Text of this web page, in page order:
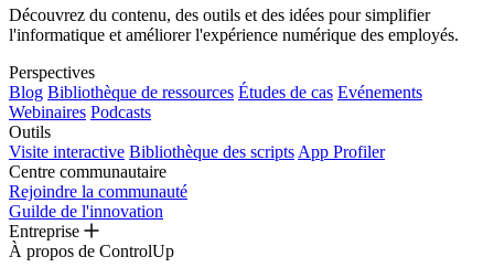
Découvrez du contenu, des outils et des idées pour simplifier
l'informatique et améliorer l'expérience numérique des employés.
Perspectives
Blog Bibliothèque de ressources Études de cas Evénements
Webinaires Podcasts
Outils
Visite interactive Bibliothèque des scripts App Profiler
Centre communautaire
Rejoindre la communauté
Guilde de l'innovation
Entreprise
À propos de ControlUp